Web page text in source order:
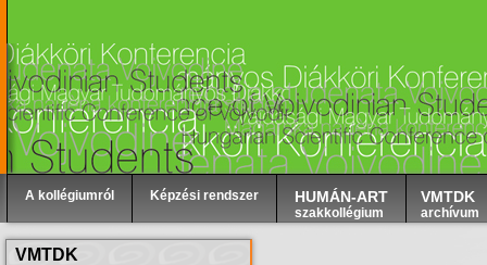
A kollégiumról Képzési rendszer HUMÁN-ART
szakkollégium
VMTDK
archívum
VMTDK